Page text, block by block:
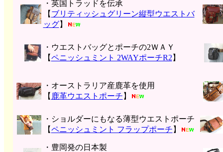
・英国トラッドを伝承
【 ブリティッシュグリーン縦型ウエストバ
ッグ】
・ウエストバッグとポーチの2ＷＡＹ
【ペニッシュミント 2WAYポーチR2 】
・オーストラリア産鹿革を使用
【 鹿革ウエストポーチ 】
・ショルダーにもなる薄型ウエストポーチ
【ペニッシュミント フラップポーチ 】
・豊岡発の日本製